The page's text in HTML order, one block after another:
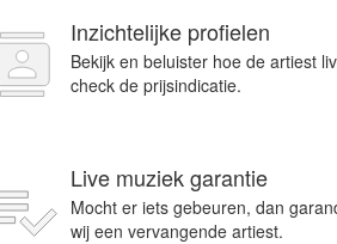
Inzichtelijke profielen
Bekijk en beluister hoe de artiest
check de prijsindicatie.
Live muziek garantie
Mocht er iets gebeuren, dan
wij een vervangende artiest.